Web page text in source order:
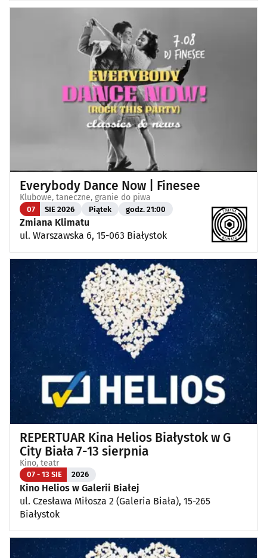
Everybody Dance Now | Finesee
Klubowe, taneczne, granie do piwa
07 SIE 2026 Piątek godz. 21:00
Zmiana Klimatu
ul. Warszawska 6, 15-063 Białystok
REPERTUAR Kina Helios Białystok w G
City Biała 7-13 sierpnia
Kino, teatr
07 - 13 SIE 2026
Kino Helios w Galerii Białej
ul. Czesława Miłosza 2 (Galeria Biała), 15-265
Białystok